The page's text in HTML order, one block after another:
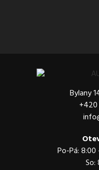
Bylany
Po-Pá: 8:00
So: